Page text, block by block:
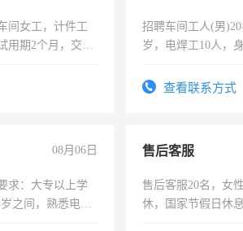
间女工，计件工
用期2个月，交五
招聘车间工人(男
岁，电焊工10人，
宿，免费发放劳保
查看联系方式
08月06日
求：大专以上学
之间，熟悉电脑
售后客服
售后客服20名，女
休，国家节假日休息